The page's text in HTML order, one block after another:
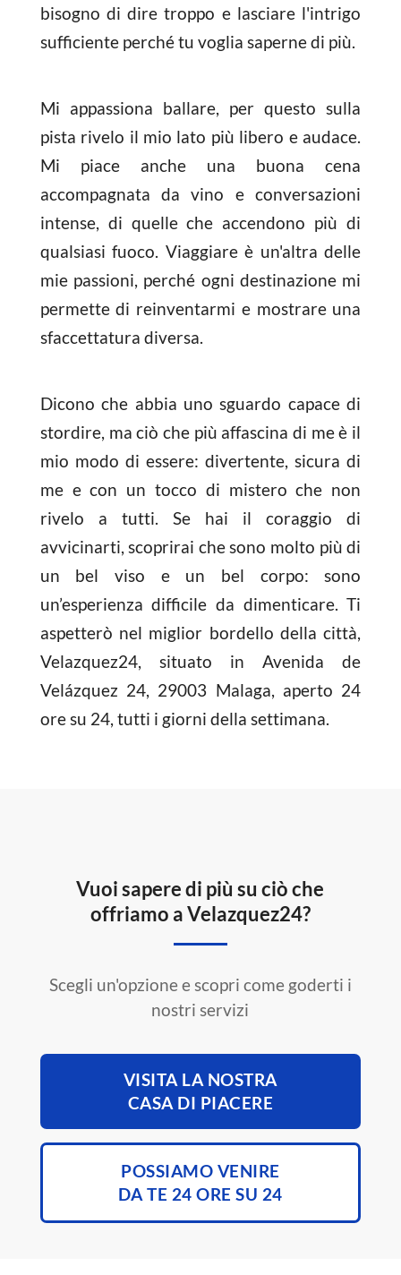
bisogno di dire troppo e lasciare l'intrigo
sufficiente perché tu voglia saperne di più.
Mi appassiona ballare, per questo sulla
pista rivelo il mio lato più libero e audace.
Mi piace anche una buona cena
accompagnata da vino e conversazioni
intense, di quelle che accendono più di
qualsiasi fuoco. Viaggiare è un'altra delle
mie passioni, perché ogni destinazione mi
permette di reinventarmi e mostrare una
sfaccettatura diversa.
Dicono che abbia uno sguardo capace di
stordire, ma ciò che più affascina di me è il
mio modo di essere: divertente, sicura di
me e con un tocco di mistero che non
rivelo a tutti. Se hai il coraggio di
avvicinarti, scoprirai che sono molto più di
un bel viso e un bel corpo: sono
un’esperienza difficile da dimenticare. Ti
aspetterò nel miglior bordello della città,
Velazquez24, situato in Avenida de
Velázquez 24, 29003 Malaga, aperto 24
ore su 24, tutti i giorni della settimana.
Vuoi sapere di più su ciò che
offriamo a Velazquez24?
Scegli un'opzione e scopri come goderti i
nostri servizi
VISITA LA NOSTRA
CASA DI PIACERE
POSSIAMO VENIRE
DA TE 24 ORE SU 24